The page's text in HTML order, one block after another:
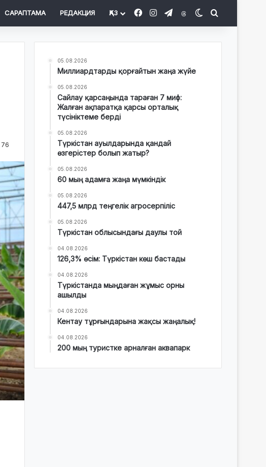
САРАПТАМА РЕДАКЦИЯ ҚАЗ FacebookInstagram
TelegramThreadsSwitch skin
76
05.08.2026
Миллиардтарды қорғайтын жаңа жүйе
05.08.2026
Сайлау қарсаңында тараған 7 миф:
Жалған ақпаратқа қарсы орталық
түсініктеме берді
05.08.2026
Түркістан ауылдарында қандай
өзгерістер болып жатыр?
05.08.2026
60 мың адамға жаңа мүмкіндік
05.08.2026
447,5 млрд теңгелік агросерпіліс
05.08.2026
Түркістан облысындағы даулы той
04.08.2026
126,3% өсім: Түркістан көш бастады
04.08.2026
Түркістанда мыңдаған жұмыс орны
ашылды
04.08.2026
Кентау тұрғындарына жақсы жаңалық!
04.08.2026
200 мың туристке арналған аквапарк